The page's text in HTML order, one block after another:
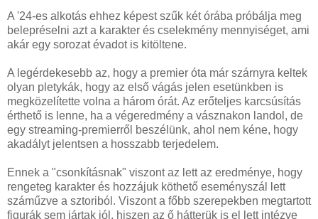
A '24-es alkotás ehhez képest szűk két órába próbálja meg
belepréselni azt a karakter és cselekmény mennyiséget, ami
akár egy sorozat évadot is kitöltene.
A legérdekesebb az, hogy a premier óta már szárnyra keltek
olyan pletykák, hogy az első vágás jelen esetünkben is
megközelítette volna a három órát. Az erőteljes karcsúsítás
érthető is lenne, ha a végeredmény a vásznakon landol, de
egy streaming-premierről beszélünk, ahol nem kéne, hogy
akadályt jelentsen a hosszabb terjedelem.
Ennek a "csonkításnak" viszont az lett az eredménye, hogy
rengeteg karakter és hozzájuk köthető eseményszál lett
száműzve a sztoriból. Viszont a főbb szerepekben megtartott
figurák sem jártak jól, hiszen az ő hátterük is el lett intézve